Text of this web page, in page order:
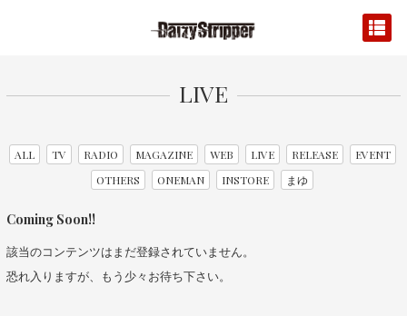
LIVE
ALL TV RADIO MAGAZINE WEB LIVE RELEASE
EVENT
OTHERS
ONEMAN INSTORE まゆ
Coming Soon!!
該当のコンテンツはまだ登録されていません。
恐れ入りますが、もう少々お待ち下さい。